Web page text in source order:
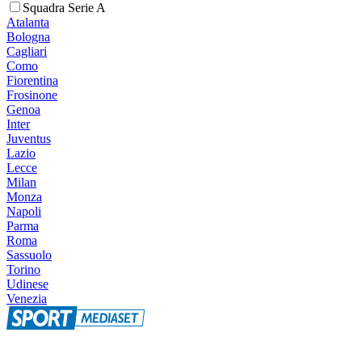
Squadra Serie A
Atalanta
Bologna
Cagliari
Como
Fiorentina
Frosinone
Genoa
Inter
Juventus
Lazio
Lecce
Milan
Monza
Napoli
Parma
Roma
Sassuolo
Torino
Udinese
Venezia